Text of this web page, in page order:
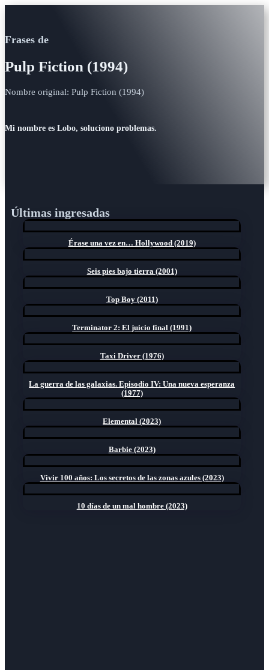
Frases de
Pulp Fiction (1994)
Nombre original: Pulp Fiction (1994)
Mi nombre es Lobo, soluciono problemas.
Últimas ingresadas
Érase una vez en… Hollywood (2019)
Seis pies bajo tierra (2001)
Top Boy (2011)
Terminator 2: El juicio final (1991)
Taxi Driver (1976)
La guerra de las galaxias. Episodio IV: Una nueva esperanza
(1977)
Elemental (2023)
Barbie (2023)
Vivir 100 años: Los secretos de las zonas azules (2023)
10 días de un mal hombre (2023)